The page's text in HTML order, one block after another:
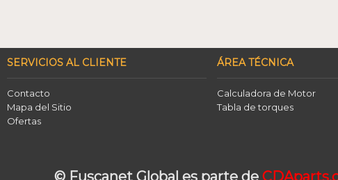
SERVICIOS AL CLIENTE
Contacto
Mapa del Sitio
Ofertas
ÁREA TÉCNICA
Calculadora de Motor
Tabla de torques
© Fuscanet Global es parte de